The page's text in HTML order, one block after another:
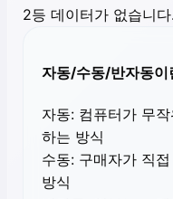
2등 데이터가 없습니다.
자동/수동/반자동이
자동: 컴퓨터가 무
하는 방식
수동: 구매자가 직
방식